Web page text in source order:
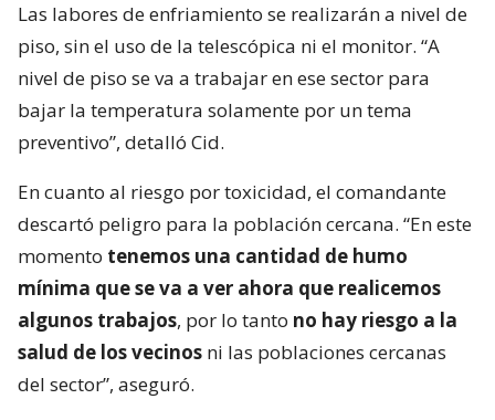
Las labores de enfriamiento se realizarán a nivel de
piso, sin el uso de la telescópica ni el monitor. “A
nivel de piso se va a trabajar en ese sector para
bajar la temperatura solamente por un tema
preventivo”, detalló Cid.
En cuanto al riesgo por toxicidad, el comandante
descartó peligro para la población cercana. “En este
momento tenemos una cantidad de humo
mínima que se va a ver ahora que realicemos
algunos trabajos, por lo tanto no hay riesgo a la
salud de los vecinos ni las poblaciones cercanas
del sector”, aseguró.